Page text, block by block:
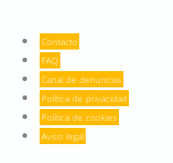
Contacto
FAQ
Canal de denuncias
Política de privacidad
Política de cookies
Aviso legal